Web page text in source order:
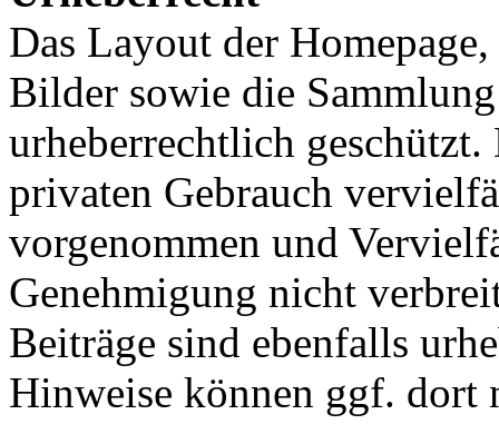
Das Layout der
Bilder sowie die
urheberrechtlich
privaten Gebrauch
vorgenommen und
Genehmigung nicht
Beiträge sind ebenfalls
Hinweise können ggf. dort